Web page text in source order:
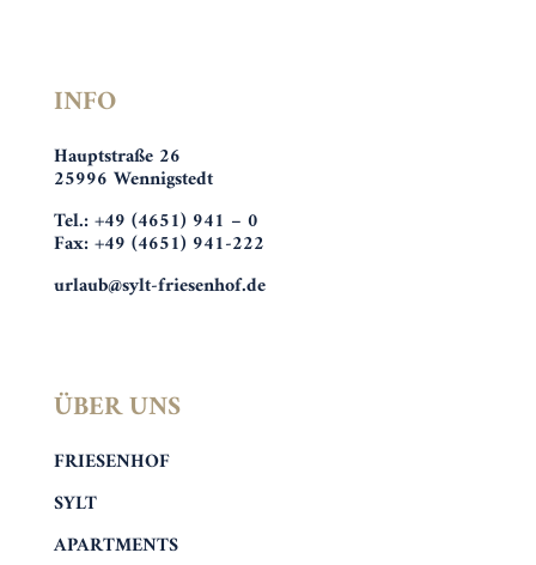
INFO
Hauptstraße 26
25996 Wennigstedt
Tel.: +49 (4651) 941 – 0
Fax: +49 (4651) 941-222
urlaub@sylt-friesenhof.de
ÜBER UNS
FRIESENHOF
SYLT
APARTMENTS